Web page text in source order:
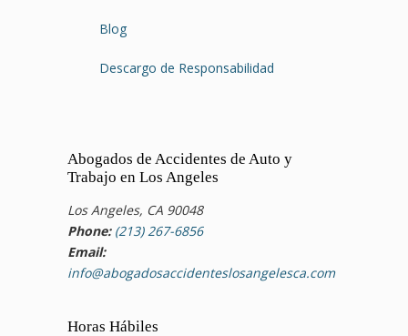
Blog
Descargo de Responsabilidad
Abogados de Accidentes de Auto y
Trabajo en Los Angeles
Los Angeles, CA 90048
Phone: (213) 267-6856
Email:
info@abogadosaccidenteslosangelesca.com
Horas Hábiles